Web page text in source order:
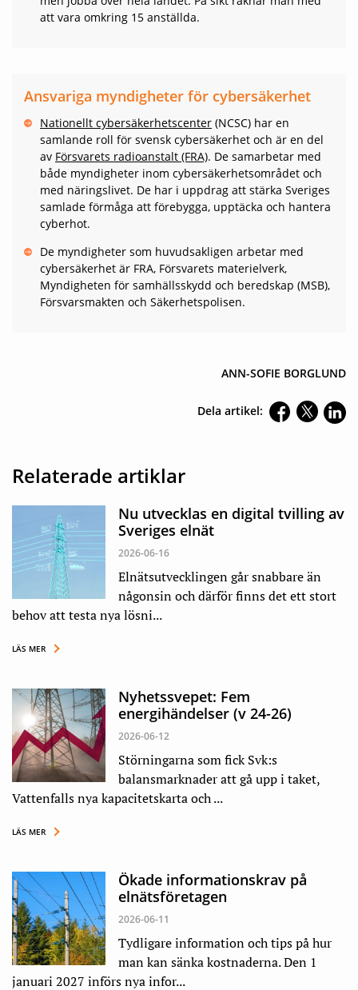
att vara omkring 15 anställda.
Ansvariga myndigheter för cybersäkerhet
Nationellt cybersäkerhetscenter (NCSC) har en
samlande roll för svensk cybersäkerhet och är en del
av Försvarets radioanstalt (FRA). De samarbetar med
både myndigheter inom cybersäkerhetsområdet och
med näringslivet. De har i uppdrag att stärka Sveriges
samlade förmåga att förebygga, upptäcka och hantera
cyberhot.
De myndigheter som huvudsakligen arbetar med
cybersäkerhet är FRA, Försvarets materielverk,
Myndigheten för samhällsskydd och beredskap (MSB),
Försvarsmakten och Säkerhetspolisen.
ANN-SOFIE BORGLUND
Dela artikel:
Relaterade artiklar
Nu utvecklas en digital tvilling av
Sveriges elnät
2026-06-16
Elnätsutvecklingen går snabbare än
någonsin och därför finns det ett stort
behov att testa nya lösni...
LÄS MER
Nyhetssvepet: Fem
energihändelser (v 24-26)
2026-06-12
Störningarna som fick Svk:s
balansmarknader att gå upp i taket,
Vattenfalls nya kapacitetskarta och ...
LÄS MER
Ökade informationskrav på
elnätsföretagen
2026-06-11
Tydligare information och tips på hur
man kan sänka kostnaderna. Den 1
januari 2027 införs nya infor...